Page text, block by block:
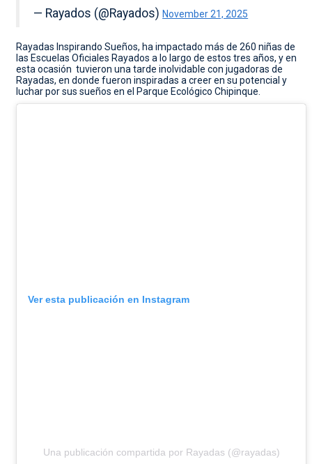
— Rayados (@Rayados)November 21, 2025
Rayadas Inspirando Sueños, ha impactado más de 260 niñas de
las Escuelas Oficiales Rayados a lo largo de estos tres años, y en
esta ocasión tuvieron una tarde inolvidable con jugadoras de
Rayadas, en donde fueron inspiradas a creer en su potencial y
luchar por sus sueños en el Parque Ecológico Chipinque.
Ver esta publicación en Instagram
Una publicación compartida por Rayadas (@rayadas)